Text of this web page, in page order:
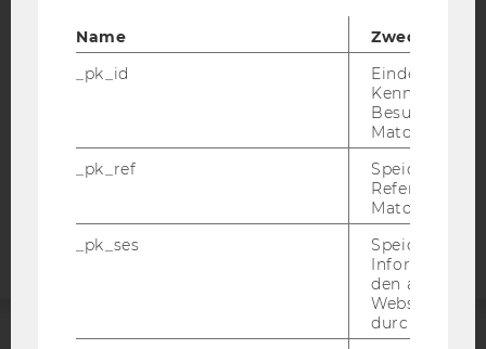
DATENSCHUTZERKLÄRUNG SOCIAL MEDIA
DATENSCHUTZERKLÄRUNG
STUDIENBEWERBER*INNEN UND STUDIERENDE
Barrierefreiheitserklärung
Name
Zweck
_pk_id
Eindeutige
Besuchers
Matomo.
_pk_ref
Speicherung
Referrers
Matomo.
_pk_ses
Speicherung
den aktuellen
durch